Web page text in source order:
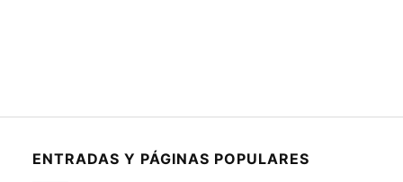
ENTRADAS Y PÁGINAS POPULARES